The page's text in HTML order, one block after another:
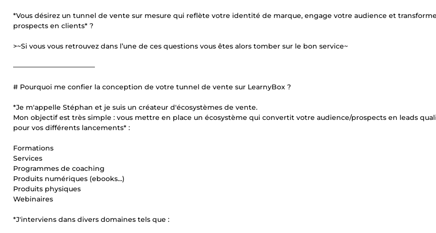
*Vous désirez un tunnel de vente sur mesure qui reflète votre identité de marque, engage votre audience et
prospects en clients* ?
>~Si vous vous retrouvez dans l’une de ces questions vous êtes alors tomber sur le bon service~
————————————
# Pourquoi me confier la conception de votre tunnel de vente sur LearnyBox ?
*Je m'appelle Stéphan et je suis un créateur d'écosystèmes de vente.
Mon objectif est très simple : vous mettre en place un écosystème qui convertit votre audience/prospects en leads
pour vos différents lancements* :
Formations
Services
Programmes de coaching
Produits numériques (ebooks...)
Produits physiques
Webinaires
*J'interviens dans divers domaines tels que :